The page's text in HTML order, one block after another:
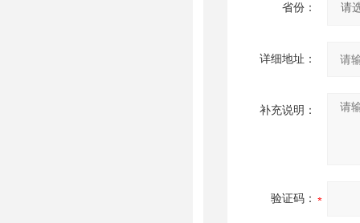
省份：
详细地址：
补充说明：
验证码：